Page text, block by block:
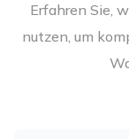
Erfahren Sie,
nutzen, um